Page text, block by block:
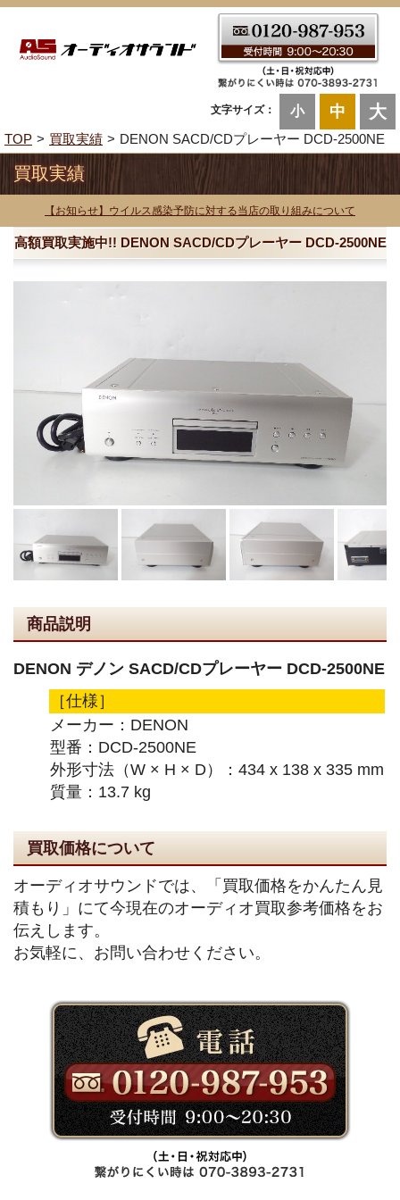
文字サイズ： 小 中 大
TOP 買取実績 DENON SACD/CDプレーヤー DCD-2500NE
買取実績
【お知らせ】ウイルス感染予防に対する当店の取り組みについて
高額買取実施中!! DENON SACD/CDプレーヤー DCD-2500NE
商品説明
DENON デノン SACD/CDプレーヤー DCD-2500NE
［仕様］
メーカー：DENON
型番：DCD-2500NE
外形寸法（W × H × D）：434 x 138 x 335 mm
質量：13.7 kg
買取価格について
オーディオサウンドでは、「買取価格をかんたん見
積もり」にて今現在のオーディオ買取参考価格をお
伝えします。
お気軽に、お問い合わせください。